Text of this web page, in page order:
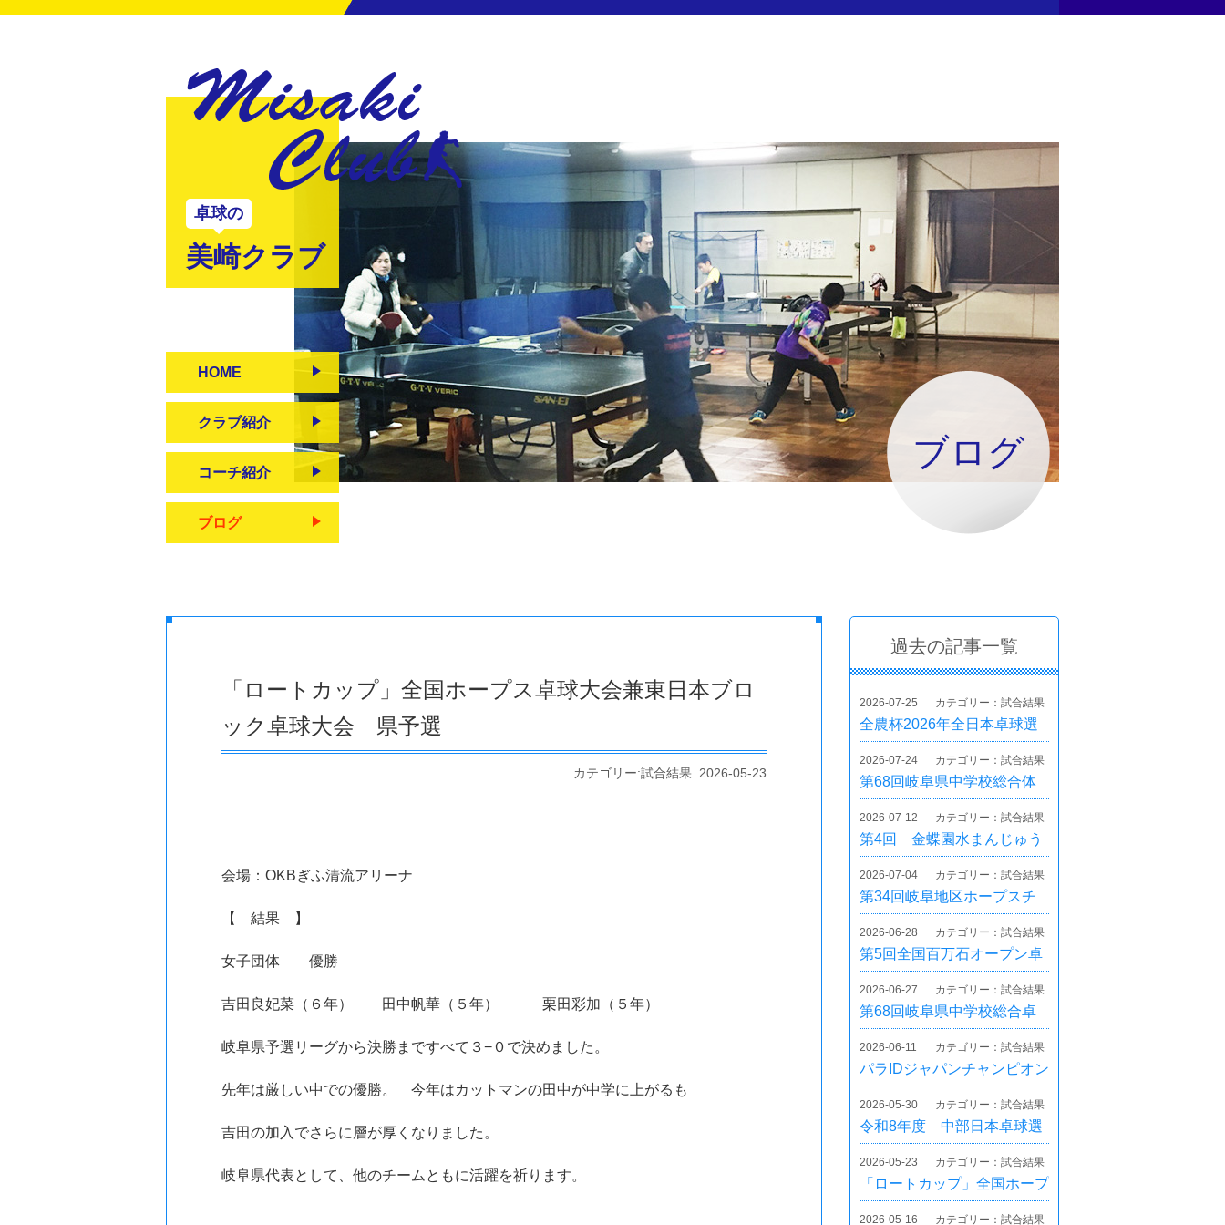
ブログ
卓球の
美崎クラブ
HOME
クラブ紹介
コーチ紹介
ブログ
「ロートカップ」全国ホープス卓球大会兼東日本ブロ
ック卓球大会 県予選
カテゴリー:試合結果 2026-05-23
会場：OKBぎふ清流アリーナ
【 結果 】
女子団体 優勝
吉田良妃菜（６年） 田中帆華（５年） 栗田彩加（５年）
岐阜県予選リーグから決勝まですべて３−０で決めました。
先年は厳しい中での優勝。 今年はカットマンの田中が中学に上がるも
吉田の加入でさらに層が厚くなりました。
岐阜県代表として、他のチームともに活躍を祈ります。
過去の記事一覧
2026-07-25 カテゴリー：試合結果
全農杯2026年全日本卓球選
バンビの部）
2026-07-24 カテゴリー：試合結果
第68回岐阜県中学校総合体
2026-07-12 カテゴリー：試合結果
第4回 金蝶園水まんじゅう
2026-07-04 カテゴリー：試合結果
第34回岐阜地区ホープスチ
2026-06-28 カテゴリー：試合結果
第5回全国百万石オープン卓
2026-06-27 カテゴリー：試合結果
第68回岐阜県中学校総合卓
2026-06-11 カテゴリー：試合結果
パラIDジャパンチャンピオン
2026-05-30 カテゴリー：試合結果
令和8年度 中部日本卓球選
2026-05-23 カテゴリー：試合結果
「ロートカップ」全国ホープ
2026-05-16 カテゴリー：試合結果